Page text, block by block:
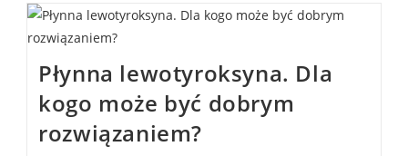
Płynna lewotyroksyna. Dla
kogo może być dobrym
rozwiązaniem?